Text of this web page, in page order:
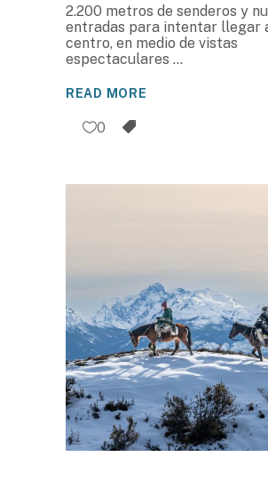
2.200 metros de senderos y
entradas para intentar llegar
centro, en medio de vistas
espectaculares
READ MORE
0